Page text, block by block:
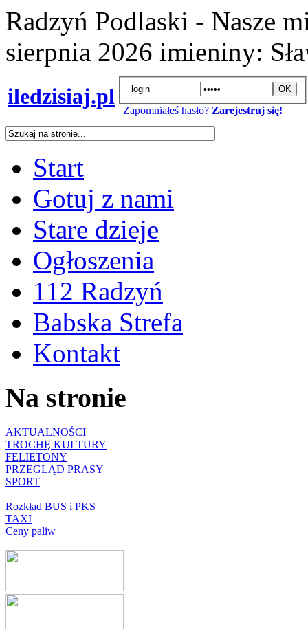
Radzyń Podlaski - Nasze
sierpnia 2026 imieniny:
iledzisiaj.pl
Zapomniałeś hasło? Zarejestruj się!
Start
Gotuj z nami
Stare dzieje
Ogłoszenia
112 Radzyń
Babska Strefa
Kontakt
Na stronie
AKTUALNOŚCI
TROCHĘ KULTURY
FELIETONY
PRZEGLĄD PRASY
SPORT
Rozkład BUS i PKS
TAXI
Ceny paliw